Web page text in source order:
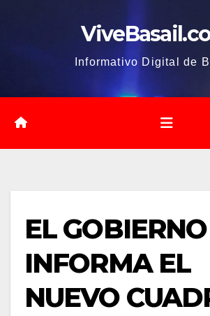
Informativo Digital de
EL GOBIERNO
INFORMA EL
NUEVO